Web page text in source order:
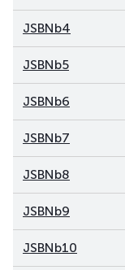
JSBNb4
JSBNb5
JSBNb6
JSBNb7
JSBNb8
JSBNb9
JSBNb10